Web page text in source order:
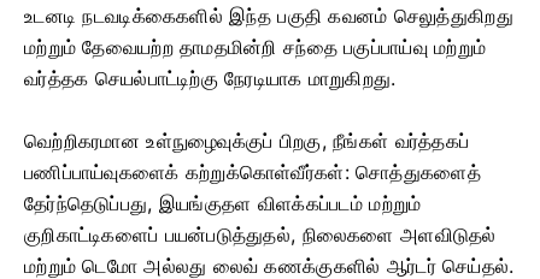
உடனடி நடவடிக்கைகளில் இந்த பகுதி கவனம் செலுத்துகிறது
மற்றும் தேவையற்ற தாமதமின்றி சந்தை பகுப்பாய்வு மற்றும்
வர்த்தக செயல்பாட்டிற்கு நேரடியாக மாறுகிறது.
வெற்றிகரமான உள்நுழைவுக்குப் பிறகு, நீங்கள் வர்த்தகப்
பணிப்பாய்வுகளைக் கற்றுக்கொள்வீர்கள்: சொத்துகளைத்
தேர்ந்தெடுப்பது, இயங்குதள விளக்கப்படம் மற்றும்
குறிகாட்டிகளைப் பயன்படுத்துதல், நிலைகளை அளவிடுதல்
மற்றும் டெமோ அல்லது லைவ் கணக்குகளில் ஆர்டர் செய்தல்.